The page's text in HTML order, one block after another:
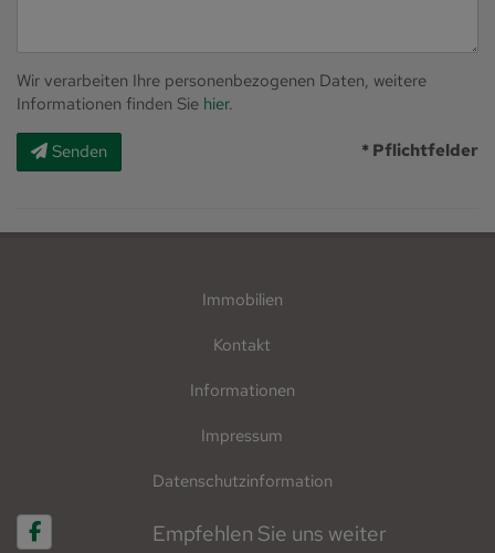
Wir verarbeiten Ihre personenbezogenen Daten, weitere
Informationen finden Sie hier.
Senden * Pflichtfelder
Immobilien
Kontakt
Informationen
Impressum
Datenschutzinformation
Empfehlen Sie uns weiter